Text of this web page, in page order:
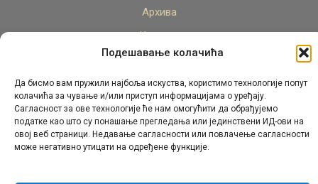
Подешавање колачића
Да бисмо вам пружили најбоља искуства, користимо технологије попут
колачића за чување и/или приступ информацијама о уређају.
Сагласност за ове технологије ће нам омогућити да обрађујемо
податке као што су понашање прегледања или јединствени ИД-ови на
овој веб страници. Недавање сагласности или повлачење сагласности
може негативно утицати на одређене функције.
Архива
Контакт
© Републички педагошки завод Републике Српске.